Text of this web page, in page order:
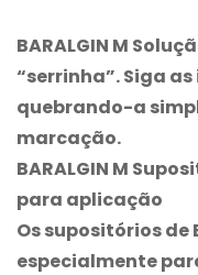
BARALGIN M
“serrinha”. Siga
quebrando-a
marcação.
BARALGIN M
para aplicação
Os supositórios de
especialmente